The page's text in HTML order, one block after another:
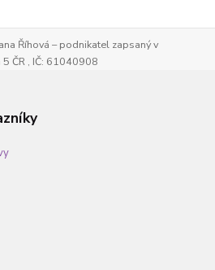
Říhová – podnikatel zapsaný v
ČR , IČ: 61040908